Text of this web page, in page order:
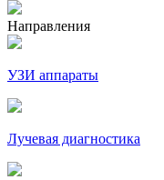
Направления
УЗИ аппараты
Лучевая диагностика